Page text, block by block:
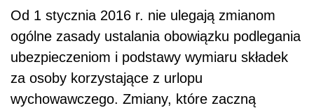
Od 1 stycznia 2016 r. nie ulegają zmianom
ogólne zasady ustalania obowiązku podlegania
ubezpieczeniom i podstawy wymiaru składek
za osoby korzystające z urlopu
wychowawczego. Zmiany, które zaczną